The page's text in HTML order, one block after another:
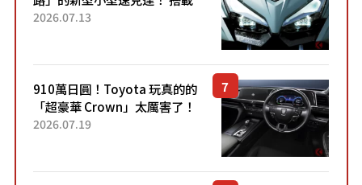
能享受超強勁「渦輪感」的動
2026.07.13
910萬日圓！Toyota 玩真的的
「超豪華 Crown」太厲害了！
採用由「匠人技藝」打造的
2026.07.19